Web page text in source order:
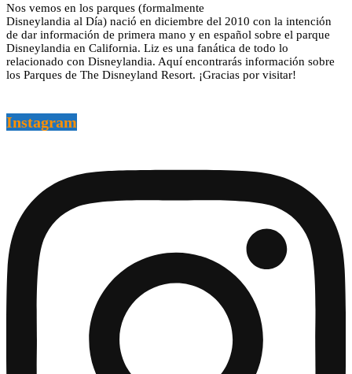
Nos vemos en los parques (formalmente
Disneylandia al Día) nació en diciembre del 2010 con la intención
de dar información de primera mano y en español sobre el parque
Disneylandia en California. Liz es una fanática de todo lo
relacionado con Disneylandia. Aquí encontrarás información sobre
los Parques de The Disneyland Resort. ¡Gracias por visitar!
Instagram